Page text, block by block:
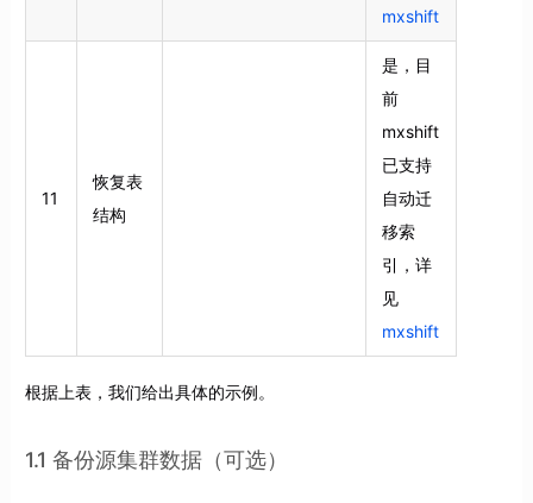
mxshift
11
恢复表
结构
是，目
前
mxshift
已支持
自动迁
移索
引，详
见
mxshift
根据上表，我们给出具体的示例。
1.1 备份源集群数据（可选）